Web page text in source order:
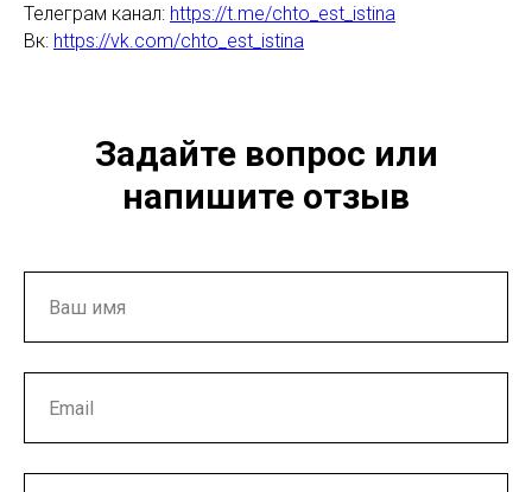
Телеграм канал: https://t.me/chto_est_istina
Вк: https://vk.com/chto_est_istina
Задайте вопрос или
напишите отзыв